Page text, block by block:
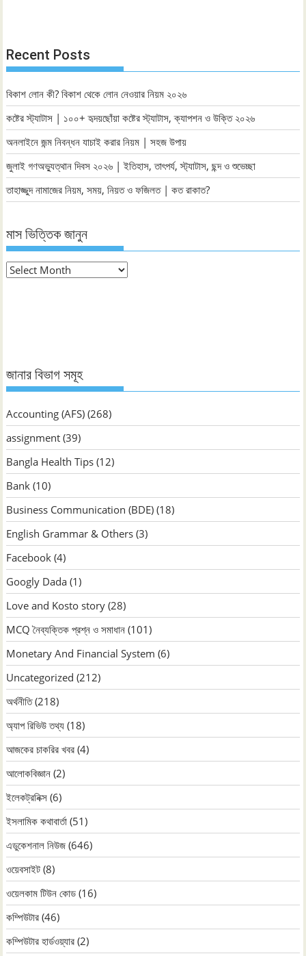
Recent Posts
বিকাশ লোন কী? বিকাশ থেকে লোন নেওয়ার নিয়ম ২০২৬
কষ্টের স্ট্যাটাস | ১০০+ হৃদয়ছোঁয়া কষ্টের স্ট্যাটাস, ক্যাপশন ও উক্তি ২০২৬
অনলাইনে জন্ম নিবন্ধন যাচাই করার নিয়ম | সহজ উপায়
জুলাই গণঅভ্যুত্থান দিবস ২০২৬ | ইতিহাস, তাৎপর্য, স্ট্যাটাস, ছন্দ ও শুভেচ্ছা
তাহাজ্জুদ নামাজের নিয়ম, সময়, নিয়ত ও ফজিলত | কত রাকাত?
মাস ভিত্তিক জানুন
মাস
জানার বিভাগ সমূহ
Accounting (AFS) (268)
assignment (39)
Bangla Health Tips (12)
Bank (10)
Business Communication (BDE) (18)
English Grammar & Others (3)
Facebook (4)
Googly Dada (1)
Love and Kosto story (28)
MCQ নৈব্যক্তিক প্রশ্ন ও সমাধান (101)
Monetary And Financial System (6)
Uncategorized (212)
অর্থনীতি(218)
অ্যাপ রিভিউ তথ্য (18)
আজকের চাকরির খবর (4)
আলোকবিজ্ঞান (2)
ইলেকট্রনিক্স (6)
ইসলামিক কথাবার্তা (51)
এডুকেশনাল নিউজ (646)
ওয়েবসাইট (8)
ওয়েলকাম টিউন কোড (16)
কম্পিউটার (46)
কম্পিউটার হার্ডওয়্যার (2)